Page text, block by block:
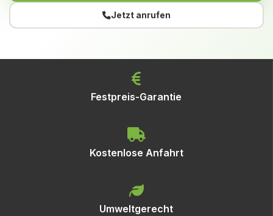
Jetzt anrufen
Festpreis-Garantie
Kostenlose Anfahrt
Umweltgerecht